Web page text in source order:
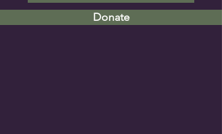
Donate